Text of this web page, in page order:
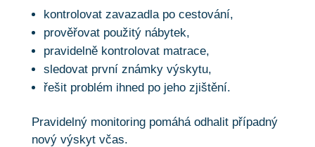
kontrolovat zavazadla po cestování,
prověřovat použitý nábytek,
pravidelně kontrolovat matrace,
sledovat první známky výskytu,
řešit problém ihned po jeho zjištění.
Pravidelný monitoring pomáhá odhalit případný
nový výskyt včas.